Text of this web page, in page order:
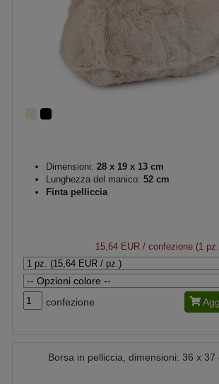
Dimensioni: 28 x 19 x 13 cm
Lunghezza del manico: 52 cm
Finta pelliccia
15,64 EUR/ confezione (1
confezione
Borsa in pelliccia, dimensioni: 36 x 37